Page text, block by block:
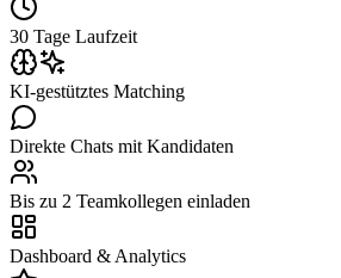
30 Tage Laufzeit
KI-gestütztes Matching
Direkte Chats mit Kandidaten
Bis zu 2 Teamkollegen einladen
Dashboard & Analytics